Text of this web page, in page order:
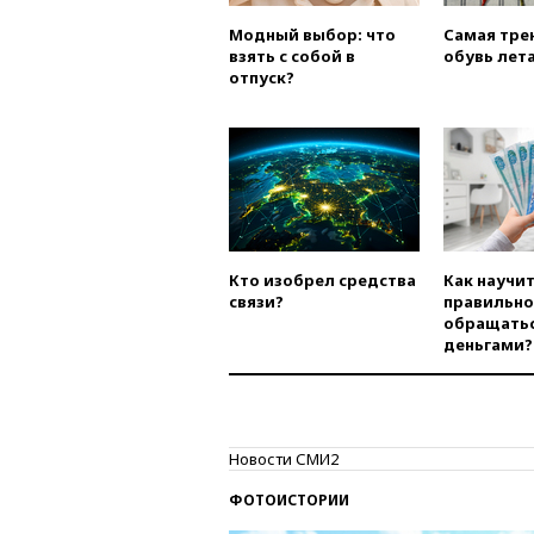
Модный выбор: что
взять с собой в
отпуск?
Самая
обувь
Кто изобрел средства
связи?
Как
правильно
деньгами?
Новости СМИ2
ФОТОИСТОРИИ